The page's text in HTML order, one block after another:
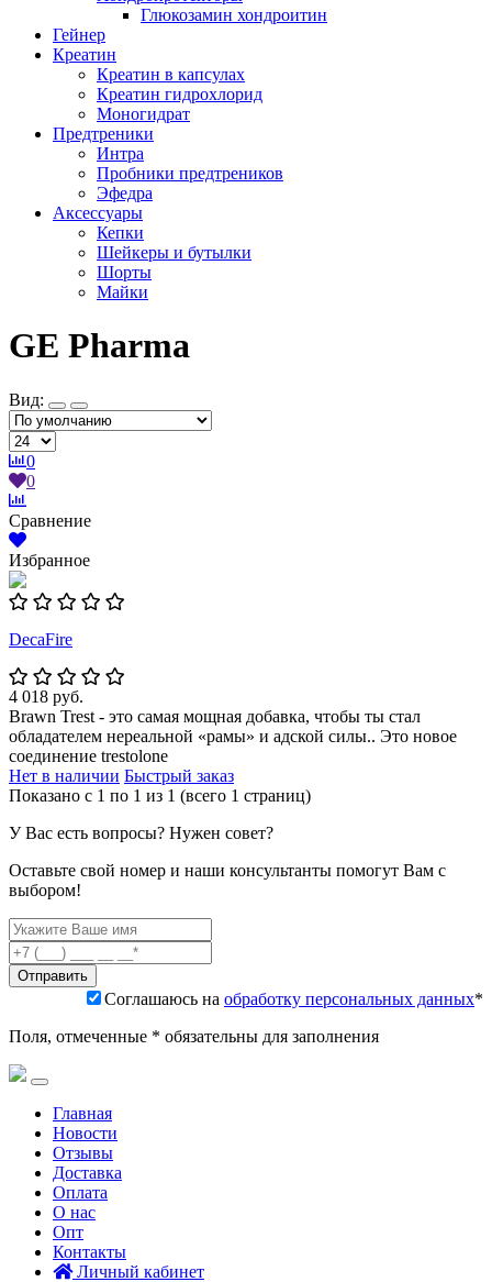
Глюкозамин хондроитин
Гейнер
Креатин
Креатин в капсулах
Креатин гидрохлорид
Моногидрат
Предтреники
Интра
Пробники предтреников
Эфедра
Аксессуары
Кепки
Шейкеры и бутылки
Шорты
Майки
GE Pharma
Вид:
0
0
Сравнение
Избранное
DecaFire
4 018 руб.
Brawn Trest - это самая мощная добавка, чтобы ты стал
обладателем нереальной «рамы» и адской силы.. Это новое
соединение trestolone
Нет в наличии Быстрый заказ
Показано с 1 по 1 из 1 (всего 1 страниц)
У Вас есть вопросы? Нужен совет?
Оставьте свой номер и наши консультанты помогут Вам с
выбором!
Соглашаюсь на обработку персональных данных*
Поля, отмеченные * обязательны для заполнения
Главная
Новости
Отзывы
Доставка
Оплата
О нас
Опт
Контакты
Личный кабинет